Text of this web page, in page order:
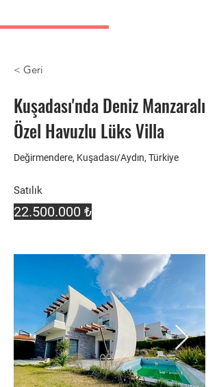
< Geri
Kuşadası'nda Deniz Manzaralı
Özel Havuzlu Lüks Villa
Değirmendere, Kuşadası/Aydın, Türkiye
Satılık
22.500.000 ₺